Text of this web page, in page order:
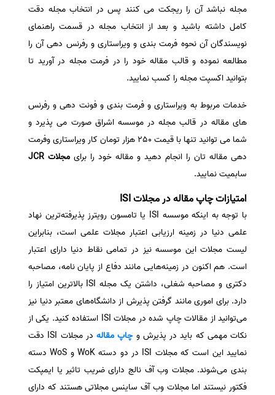
مجله نباشد آن را ریجکت می کنند پس در انتخاب مجله دقت
کامل داشته باشید و بعد از انتخاب مجله در قسمت راهنمای
نویسندگان آن نحوه فرمت بندی و ویراستاری و رفرنس دهی آن را
مطالعه نموده و قالب مقاله خود را در فرمت مجله در آورید تا
بتوانید اکسپت مجله را کسب نمایید.
خدمات مربوط به ویراستاری و فرمت بندی و فونت دهی و رفرنس
های مقاله در قالب مجله در موسسه اشراق صورت می پذیرد و
شما می توانید تنها با قیمت 250 هزار تومان کار ویراستاری وفرمت
دهی مقاله تان را انجام دهید و مقاله خود را برای مجلات JCR
سابمیت نمایید.
امتیازات چاپ مقاله در مجلات ISI
با توجه به اینکه موسسه ISI یا تامسون رویترز پذیرفته‌ترین نهاد
علمی دنیا در زمینه ارزیابی اعتبار مجلات علمی است، بنابراین
لیست مجلات این موسسه نیز در تمامی نقاط دنیا دارای اعتبار
است. هم اکنون در زمینه‌هایی مانند دفاع از پایان نامه، مصاحبه
دکتری و مصاحبه شغلی، داشتن یک مجله ISI بالاترین امتیاز را
دارد. برای اموری مانند گرفتن پذیرش از دانشگاه‌های معتبر دنیا نیز
می‌توانید از مقالات چاپ شده در مجلات ISI استفاده کنید. یکی از
نکات مهمی که باید در پذیرش و چاپ مقاله
در مجلات ISI دقت
نمایید این است که مجلات ISI در دو دسته WoK و WoS دسته
بندی می‌شوند. مجلات وب آف نالج دارای ضریب تاثیر یا ایمپکت
فکتور نیستند اما مجلات وب آف ساینس مجلاتی هستند که دارای